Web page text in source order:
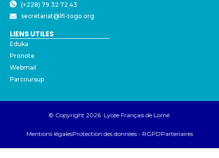
(+228) 79 32 72 43
secretariat@lfl-togo.org
LIENS UTILES
Eduka
Pronote
Webmail
Parcoursup
© Copyright 2026 Lycée Français de Lomé
Mentions légalesProtection des données - RGPDPartenaires